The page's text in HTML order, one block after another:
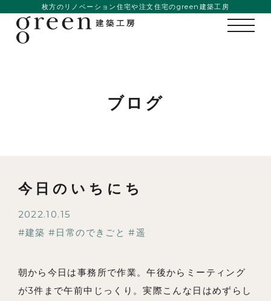
枚方のリノベーション住宅や注文住宅のgreen建築工房
ブログ
今日のいちにち
2022.10.15
建築
日常のできごと 遥
朝から今日は事務所で作業。午後からミーティング
が3件まで午前中じっくり。実際こんな日はめずらし